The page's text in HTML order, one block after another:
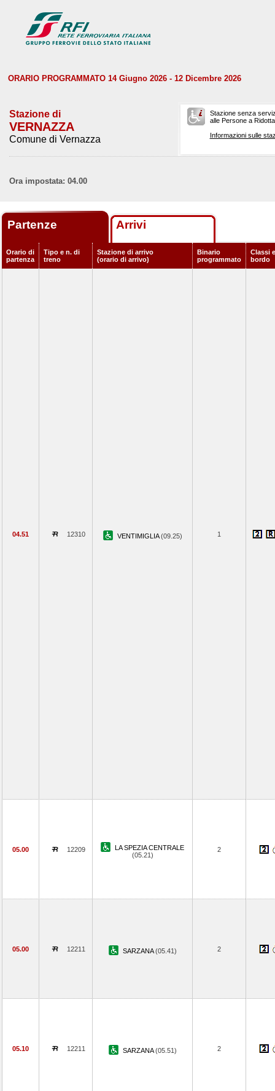
ORARIO PROGRAMMATO 14 Giugno 2026 - 12 Dicembre 2026
Stazione di
VERNAZZA
Comune di Vernazza
Stazione senza
alle Persone a
Informazioni sulle
Ora impostata: 04.00
Partenze Arrivi
Orario di
partenza
Tipo e n. di
treno
Stazione di arrivo
(orario di arrivo)
Binario
programmato
Classi
bordo
04.51 12310 VENTIMIGLIA(09.25) 1
05.00 12209
LA SPEZIA CENTRALE
(05.21)
2
05.00 12211 SARZANA(05.41) 2
05.10 12211 SARZANA(05.51) 2